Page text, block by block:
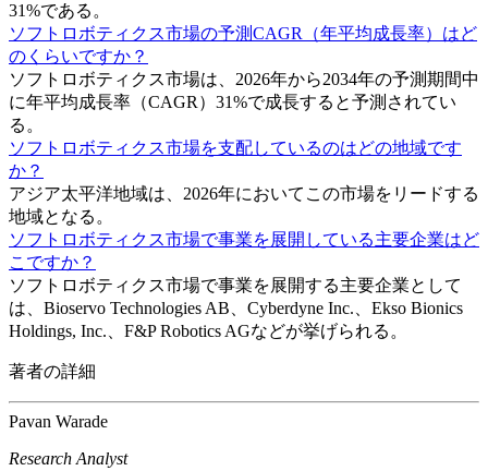
31%である。
ソフトロボティクス市場の予測CAGR（年平均成長率）はど
のくらいですか？
ソフトロボティクス市場は、2026年から2034年の予測期間中
に年平均成長率（CAGR）31%で成長すると予測されてい
る。
ソフトロボティクス市場を支配しているのはどの地域です
か？
アジア太平洋地域は、2026年においてこの市場をリードする
地域となる。
ソフトロボティクス市場で事業を展開している主要企業はど
こですか？
ソフトロボティクス市場で事業を展開する主要企業として
は、Bioservo Technologies AB、Cyber​​dyne Inc.、Ekso Bionics
Holdings, Inc.、F&P Robotics AGなどが挙げられる。
著者の詳細
Pavan Warade
Research Analyst